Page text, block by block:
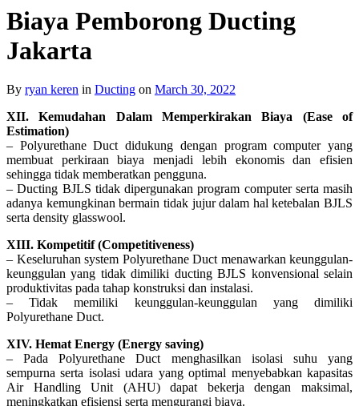
Biaya Pemborong Ducting
Jakarta
By ryan keren in Ducting on March 30, 2022
XII. Kemudahan Dalam Memperkirakan Biaya (Ease of
Estimation)
– Polyurethane Duct didukung dengan program computer yang
membuat perkiraan biaya menjadi lebih ekonomis dan efisien
sehingga tidak memberatkan pengguna.
– Ducting BJLS tidak dipergunakan program computer serta masih
adanya kemungkinan bermain tidak jujur dalam hal ketebalan BJLS
serta density glasswool.
XIII. Kompetitif (Competitiveness)
– Keseluruhan system Polyurethane Duct menawarkan keunggulan-
keunggulan yang tidak dimiliki ducting BJLS konvensional selain
produktivitas pada tahap konstruksi dan instalasi.
– Tidak memiliki keunggulan-keunggulan yang dimiliki
Polyurethane Duct.
XIV. Hemat Energy (Energy saving)
– Pada Polyurethane Duct menghasilkan isolasi suhu yang
sempurna serta isolasi udara yang optimal menyebabkan kapasitas
Air Handling Unit (AHU) dapat bekerja dengan maksimal,
meningkatkan efisiensi serta mengurangi biaya.